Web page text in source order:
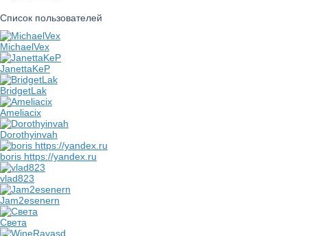
Список пользователей
MichaelVex
JanettaKeP
BridgetLak
Ameliacix
Dorothyinvah
boris https://yandex.ru
vlad823
Jam2esenern
Света